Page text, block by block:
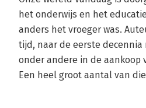
het onderwijs en het
anders het vroeger was.
tijd, naar de eerste decennia
onder andere in de aankoop
Een heel groot aantal van